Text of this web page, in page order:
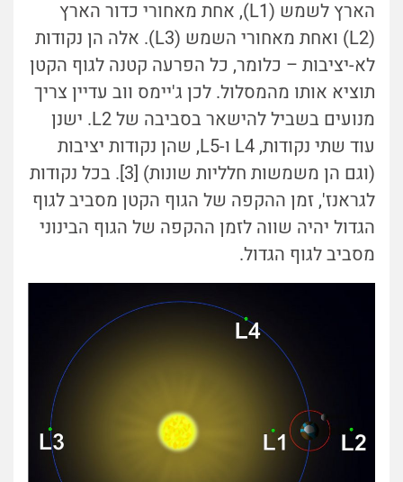
הארץ לשמש (L1), אחת מאחורי כדור הארץ
(L2) ואחת מאחורי השמש (L3). אלה הן נקודות
לא-יציבות – כלומר, כל הפרעה קטנה לגוף הקטן
תוציא אותו מהמסלול. לכן ג'יימס ווב עדיין צריך
מנועים בשביל להישאר בסביבה של L2. ישנן
עוד שתי נקודות, L4 ו-L5, שהן נקודות יציבות
(וגם הן משמשות חלליות שונות) [3]. בכל נקודות
לגראנז', זמן ההקפה של הגוף הקטן מסביב לגוף
הגדול יהיה שווה לזמן ההקפה של הגוף הבינוני
מסביב לגוף הגדול.